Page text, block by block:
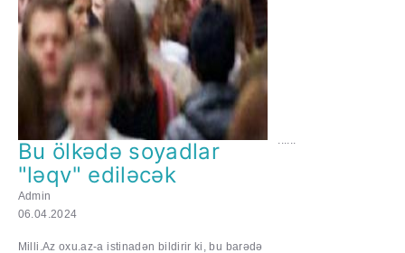
Bu ölkədə soyadlar
"ləqv" ediləcək
Admin
06.04.2024
Milli.Az oxu.az-a istinadən bildirir ki, bu barədə